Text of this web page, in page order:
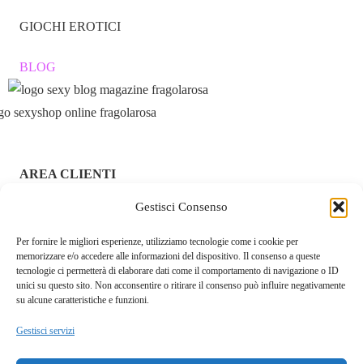
Gestisci Consenso
Per fornire le migliori esperienze, utilizziamo tecnologie come i cookie per
memorizzare e/o accedere alle informazioni del dispositivo. Il consenso a queste
tecnologie ci permetterà di elaborare dati come il comportamento di navigazione o ID
unici su questo sito. Non acconsentire o ritirare il consenso può influire negativamente
su alcune caratteristiche e funzioni.
Gestisci servizi
GIOCHI EROTICI
BLOG
AREA CLIENTI
ACCEDI / REGISTRATI
CHI SIAMO – FRAGOLAROSA | SEXY SHOP ONLINE
ITALIANO SICURO E DISCRETO
RESI E RIMBORSI
COOKIE POLICY